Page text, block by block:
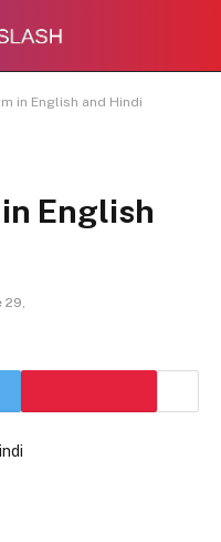
in English and Hindi
English
29,